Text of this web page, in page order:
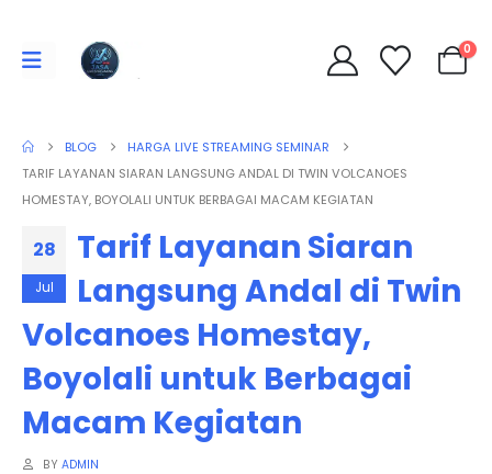
0
BLOG
HARGA LIVE STREAMING SEMINAR
TARIF LAYANAN SIARAN LANGSUNG ANDAL DI TWIN VOLCANOES
HOMESTAY, BOYOLALI UNTUK BERBAGAI MACAM KEGIATAN
28
Jul
Tarif Layanan Siaran
Langsung Andal di Twin
Volcanoes Homestay,
Boyolali untuk Berbagai
Macam Kegiatan
BY ADMIN